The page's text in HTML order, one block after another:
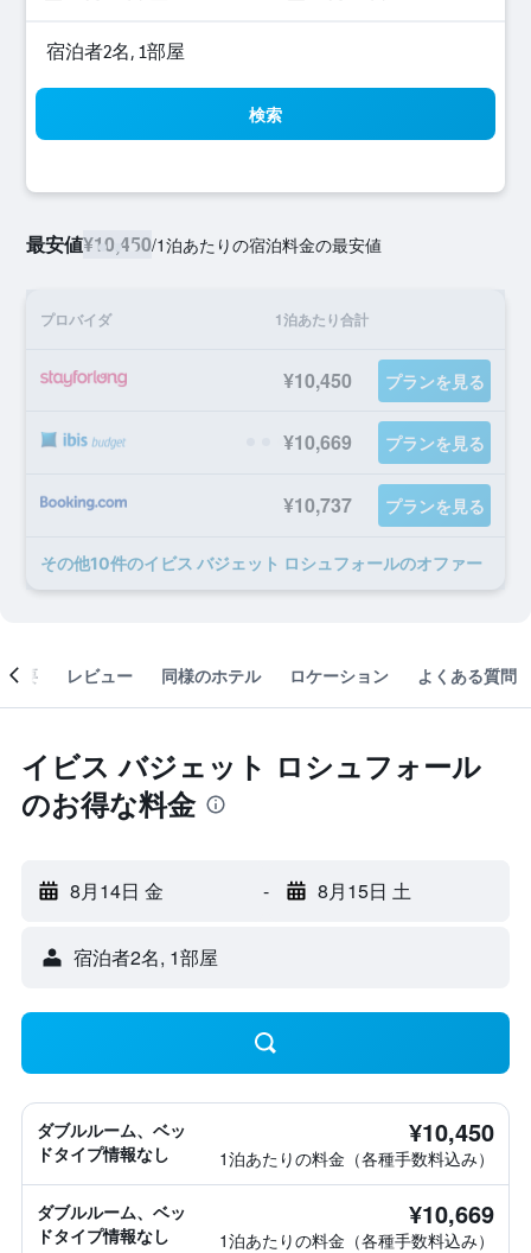
宿泊者2名, 1​部屋
検索
最安値¥10,450/1泊あたりの宿泊料金の最安値
プロバイダ 1泊あたり合計
¥10,450 プランを見る
¥10,669 プランを見る
¥10,737 プランを見る
​その他10​件のイビス バジェット ロシュフォールのオファー
概要 レビュー 同様のホテル ロケーション よくある質問
イビス バジェット ロシュフォール
のお得な料金
8月14日 金 - 8月15日 土
宿泊者2名, 1​部屋
ダブルルーム、ベッ
ドタイプ情報なし
¥10,450
1泊あたりの料金（各種手数料込み）
ダブルルーム、ベッ
ドタイプ情報なし
¥10,669
1泊あたりの料金（各種手数料込み）